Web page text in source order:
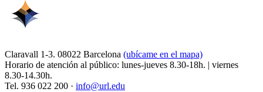
Claravall 1-3. 08022 Barcelona (ubícame en el mapa)
Horario de atención al público: lunes-jueves 8.30-18h. | viernes
8.30-14.30h.
Tel. 936 022 200 · info@url.edu